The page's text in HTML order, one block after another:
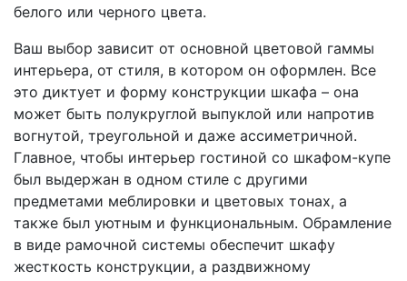
белого или черного цвета.
Ваш выбор зависит от основной цветовой гаммы
интерьера, от стиля, в котором он оформлен. Все
это диктует и форму конструкции шкафа – она
может быть полукруглой выпуклой или напротив
вогнутой, треугольной и даже ассиметричной.
Главное, чтобы интерьер гостиной со шкафом-купе
был выдержан в одном стиле с другими
предметами меблировки и цветовых тонах, а
также был уютным и функциональным. Обрамление
в виде рамочной системы обеспечит шкафу
жесткость конструкции, а раздвижному